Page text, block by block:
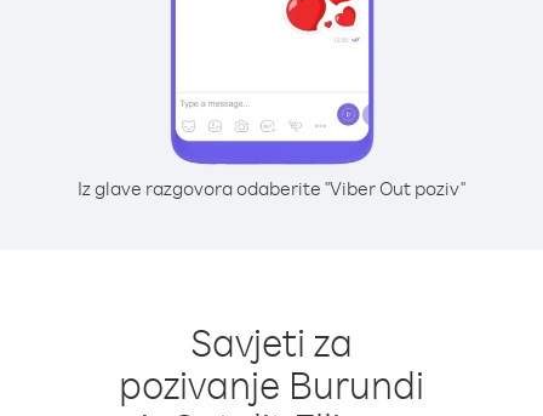
Iz glave razgovora odaberite "Viber Out poziv"
Savjeti za
pozivanje Burundi